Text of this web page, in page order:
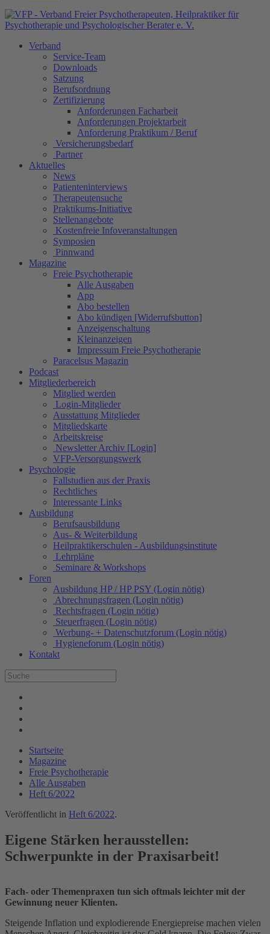
Verband
Service-Team
Downloads
Satzung
Berufsordnung
Zertifizierung
Anforderungen Facharbeit
Anforderungen Projektarbeit
Anforderung Praktikum / Beruf
Versicherungsbedarf
Partner
Aktuelles
News
Patienteninterviews
Therapeutensuche
Praktikums-Initiative
Stellenangebote
Kostenfreie Infoveranstaltungen
Symposien
Pinnwand
Magazine
Freie Psychotherapie
Alle Ausgaben
App
Abo bestellen
Abo kündigen [Widerrufsbutton]
Anzeigenschaltung
Kleinanzeigen
Impressum Freie Psychotherapie
Paracelsus Magazin
Podcast
Mitgliederbereich
Mitglied werden
Login-Mitglieder
Ausstattung Mitglieder
Mitgliedskarte
Arbeitskreise
Newsletter Archiv [Login]
VFP-Versorgungswerk
Psychologie
Fallstudien aus der Praxis
Rechtliches
Interessante Links
Ausbildung
Berufsausbildung
Aus- & Weiterbildung
Heilpraktikerschulen - Ausbildungsinstitute
Lehrpläne
Seminare & Workshops
Foren
Ausbildung HP / HP PSY (Login nötig)
Abrechnungsfragen (Login nötig)
Rechtsfragen (Login nötig)
Steuerfragen (Login nötig)
Werbung- + Datenschutzforum (Login nötig)
Hygieneforum (Login nötig)
Kontakt
Startseite
Magazine
Freie Psychotherapie
Alle Ausgaben
Heft 6/2022
Veröffentlicht in Heft 6/2022.
Eigene Stärken herausstellen:
Schwerpunkte in der Praxisarbeit!
Fach- oder Themenpraxen tun sich oftmals leichter mit der
Gewinnung neuer Klienten.
Steigende Inflation und explodierende Energiepreise machen vielen